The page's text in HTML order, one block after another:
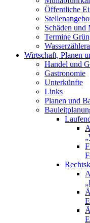
Öffentliche
Schäden und
Termine
Wirtschaft, Planen
Handel und
Gastronomie
Unterkünfte
Links
Planen und